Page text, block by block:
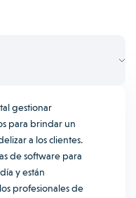
gestionar
para brindar un
a los clientes.
de software para
y están
profesionales de